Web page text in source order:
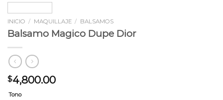
INICIO / MAQUILLAJE / BALSAMOS
Balsamo Magico Dupe Dior
$4,800.00
Tono